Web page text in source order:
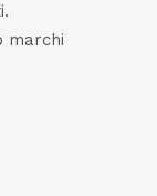
marchi